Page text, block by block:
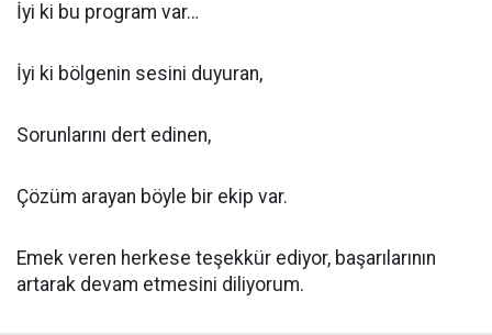
İyi ki bu program var…
İyi ki bölgenin sesini duyuran,
Sorunlarını dert edinen,
Çözüm arayan böyle bir ekip var.
Emek veren herkese teşekkür ediyor, başarılarının
artarak devam etmesini diliyorum.